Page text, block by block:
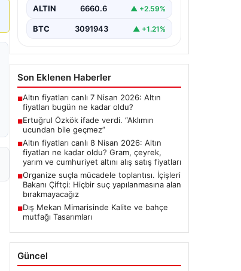
ALTIN 6660.6 ▲ +2.59%
BTC 3091943 ▲ +1.21%
Son Eklenen Haberler
■Altın fiyatları canlı 7 Nisan 2026: Altın
fiyatları bugün ne kadar oldu?
■Ertuğrul Özkök ifade verdi. “Aklımın
ucundan bile geçmez”
■Altın fiyatları canlı 8 Nisan 2026: Altın
fiyatları ne kadar oldu? Gram, çeyrek,
yarım ve cumhuriyet altını alış satış fiyatları
■Organize suçla mücadele toplantısı. İçişleri
Bakanı Çiftçi: Hiçbir suç yapılanmasına alan
bırakmayacağız
■Dış Mekan Mimarisinde Kalite ve bahçe
mutfağı Tasarımları
Güncel